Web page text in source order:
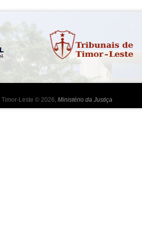
Leste © 2026, Ministério da Justiça